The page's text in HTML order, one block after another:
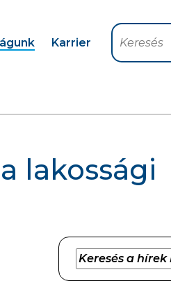
Karrier Keresés
lakossági